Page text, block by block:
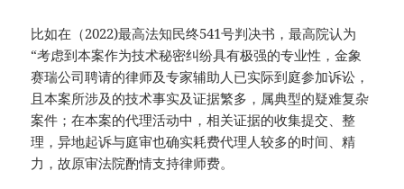
比如在（2022)最高法知民终541号判决书，最高院认为
“考虑到本案作为技术秘密纠纷具有极强的专业性，金象
赛瑞公司聘请的律师及专家辅助人已实际到庭参加诉讼，
且本案所涉及的技术事实及证据繁多，属典型的疑难复杂
案件；在本案的代理活动中，相关证据的收集提交、整
理，异地起诉与庭审也确实耗费代理人较多的时间、精
力，故原审法院酌情支持律师费。